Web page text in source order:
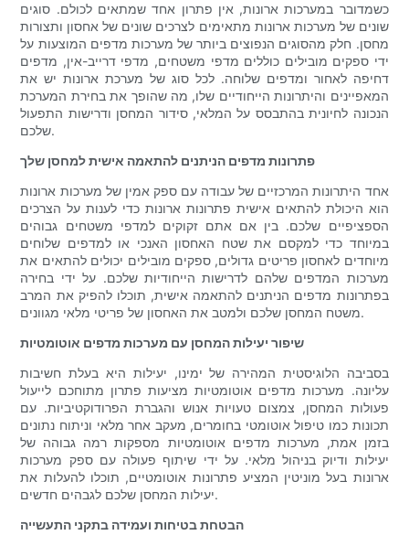
כשמדובר במערכות ארונות, אין פתרון אחד שמתאים לכולם. סוגים
שונים של מערכות ארונות מתאימים לצרכים שונים של אחסון ותצורות
מחסן. חלק מהסוגים הנפוצים ביותר של מערכות מדפים המוצעות על
ידי ספקים מובילים כוללים מדפי משטחים, מדפי דרייב-אין, מדפים
דחיפה לאחור ומדפים שלוחה. לכל סוג של מערכת ארונות יש את
המאפיינים והיתרונות הייחודיים שלו, מה שהופך את בחירת המערכת
הנכונה לחיונית בהתבסס על המלאי, סידור המחסן ודרישות התפעול
שלכם.
פתרונות מדפים הניתנים להתאמה אישית למחסן שלך
אחד היתרונות המרכזיים של עבודה עם ספק אמין של מערכות ארונות
הוא היכולת להתאים אישית פתרונות ארונות כדי לענות על הצרכים
הספציפיים שלכם. בין אם אתם זקוקים למדפי משטחים גבוהים
במיוחד כדי למקסם את שטח האחסון האנכי או למדפים שלוחים
מיוחדים לאחסון פריטים גדולים, ספקים מובילים יכולים להתאים את
מערכות המדפים שלהם לדרישות הייחודיות שלכם. על ידי בחירה
בפתרונות מדפים הניתנים להתאמה אישית, תוכלו להפיק את המרב
משטח המחסן שלכם ולמטב את האחסון של פריטי מלאי מגוונים.
שיפור יעילות המחסן עם מערכות מדפים אוטומטיות
בסביבה הלוגיסטית המהירה של ימינו, יעילות היא בעלת חשיבות
עליונה. מערכות מדפים אוטומטיות מציעות פתרון מתוחכם לייעול
פעולות המחסן, צמצום טעויות אנוש והגברת הפרודוקטיביות. עם
תכונות כמו טיפול אוטומטי בחומרים, מעקב אחר מלאי וניתוח נתונים
בזמן אמת, מערכות מדפים אוטומטיות מספקות רמה גבוהה של
יעילות ודיוק בניהול מלאי. על ידי שיתוף פעולה עם ספק מערכות
ארונות בעל מוניטין המציע פתרונות אוטומטיים, תוכלו להעלות את
יעילות המחסן שלכם לגבהים חדשים.
הבטחת בטיחות ועמידה בתקני התעשייה